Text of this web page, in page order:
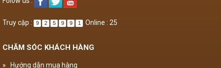
Truy cập : 9 2 5 9 9 1 Online : 25
CHĂM SÓC KHÁCH HÀNG
» Hướng dẫn mua hàng